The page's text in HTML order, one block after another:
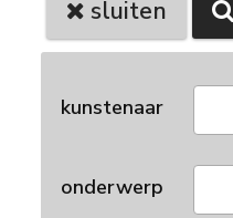
sluiten
kunstenaar
onderwerp